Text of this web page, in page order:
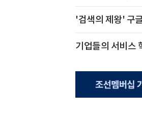
'검색의 제왕' 구
기업들의 서비스